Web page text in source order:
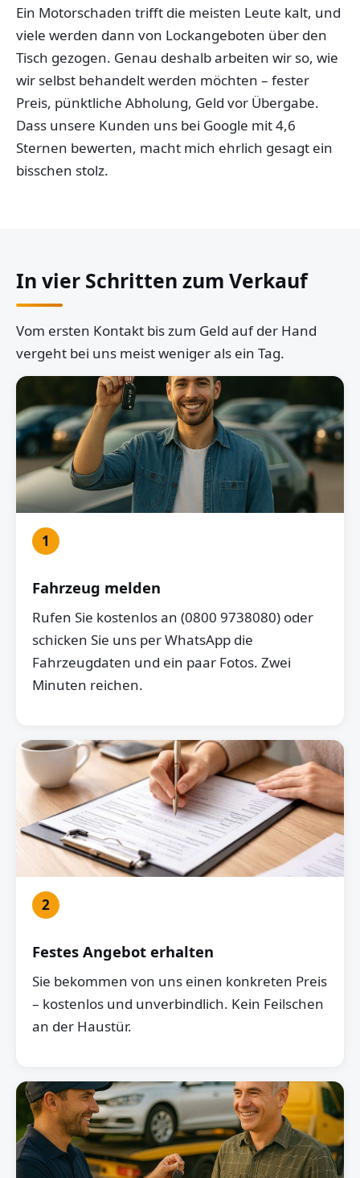
Ein Motorschaden trifft die meisten Leute kalt, und
viele werden dann von Lockangeboten über den
Tisch gezogen. Genau deshalb arbeiten wir so, wie
wir selbst behandelt werden möchten – fester
Preis, pünktliche Abholung, Geld vor Übergabe.
Dass unsere Kunden uns bei Google mit 4,6
Sternen bewerten, macht mich ehrlich gesagt ein
bisschen stolz.
In vier Schritten zum Verkauf
Vom ersten Kontakt bis zum Geld auf der Hand
vergeht bei uns meist weniger als ein Tag.
1
Fahrzeug melden
Rufen Sie kostenlos an (0800 9738080) oder
schicken Sie uns per WhatsApp die
Fahrzeugdaten und ein paar Fotos. Zwei
Minuten reichen.
2
Festes Angebot erhalten
Sie bekommen von uns einen konkreten Preis
– kostenlos und unverbindlich. Kein Feilschen
an der Haustür.